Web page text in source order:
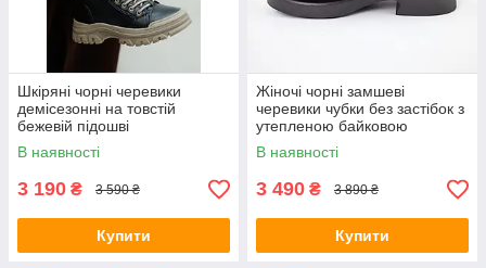
Шкіряні чорні черевики
демісезонні на товстій
бежевій підошві
В наявності
3 190 ₴ 3 590 ₴
Купити
Жіночі чорні замшеві
черевики чубки без застібок з
утепленою байковою
підкладкою
В наявності
3 490 ₴ 3 890 ₴
Купити